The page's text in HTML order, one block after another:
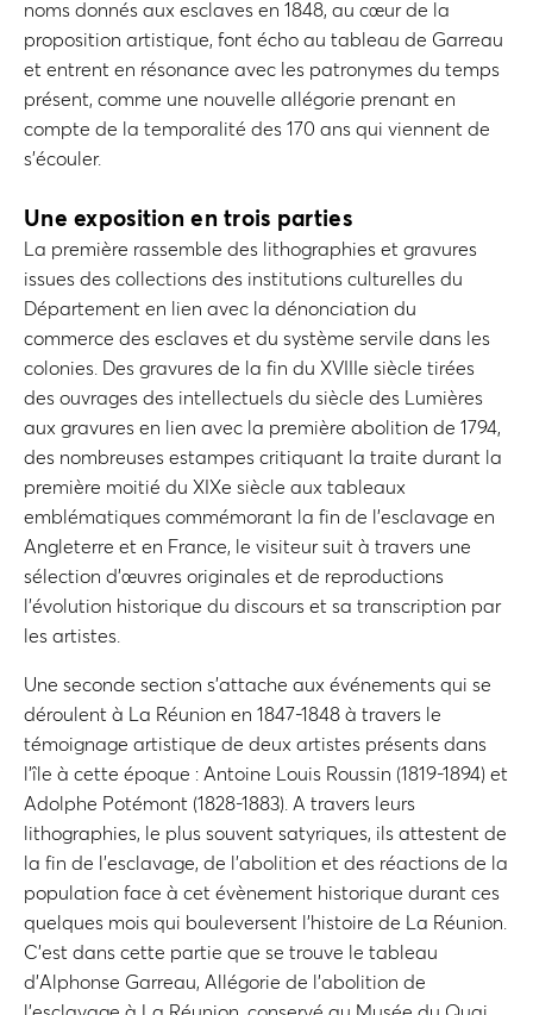
noms donnés aux esclaves en 1848, au cœur de la
proposition artistique, font écho au tableau de Garreau
et entrent en résonance avec les patronymes du temps
présent, comme une nouvelle allégorie prenant en
compte de la temporalité des 170 ans qui viennent de
s’écouler.
Une exposition en trois parties
La première rassemble des lithographies et gravures
issues des collections des institutions culturelles du
Département en lien avec la dénonciation du
commerce des esclaves et du système servile dans les
colonies. Des gravures de la fin du XVIIIe siècle tirées
des ouvrages des intellectuels du siècle des Lumières
aux gravures en lien avec la première abolition de 1794,
des nombreuses estampes critiquant la traite durant la
première moitié du XIXe siècle aux tableaux
emblématiques commémorant la fin de l’esclavage en
Angleterre et en France, le visiteur suit à travers une
sélection d’œuvres originales et de reproductions
l’évolution historique du discours et sa transcription par
les artistes.
Une seconde section s’attache aux événements qui se
déroulent à La Réunion en 1847-1848 à travers le
témoignage artistique de deux artistes présents dans
l’île à cette époque : Antoine Louis Roussin (1819-1894) et
Adolphe Potémont (1828-1883). A travers leurs
lithographies, le plus souvent satyriques, ils attestent de
la fin de l’esclavage, de l’abolition et des réactions de la
population face à cet évènement historique durant ces
quelques mois qui bouleversent l’histoire de La Réunion.
C’est dans cette partie que se trouve le tableau
d’Alphonse Garreau, Allégorie de l’abolition de